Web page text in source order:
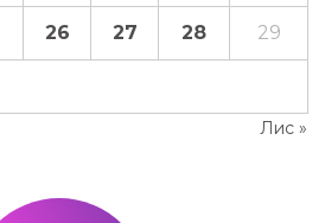
Лис »
26 27 28 29